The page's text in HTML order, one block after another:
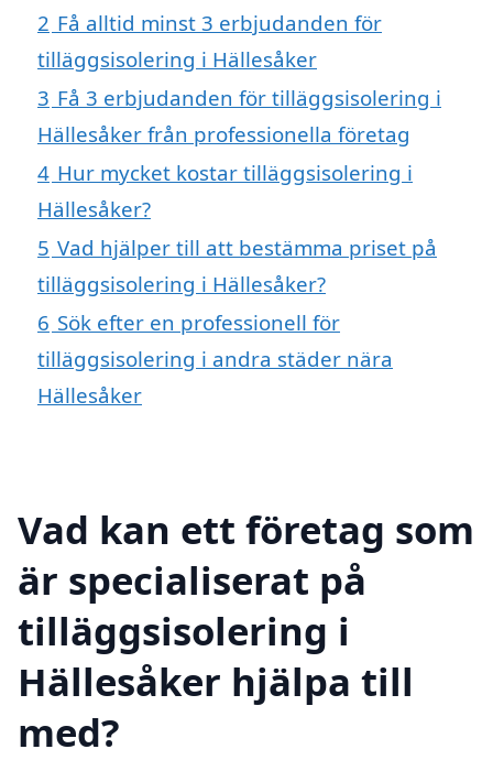
2 Få alltid minst 3 erbjudanden för
tilläggsisolering i Hällesåker
3 Få 3 erbjudanden för tilläggsisolering i
Hällesåker från professionella företag
4 Hur mycket kostar tilläggsisolering i
Hällesåker?
5 Vad hjälper till att bestämma priset på
tilläggsisolering i Hällesåker?
6 Sök efter en professionell för
tilläggsisolering i andra städer nära
Hällesåker
Vad kan ett företag som
är specialiserat på
tilläggsisolering i
Hällesåker hjälpa till
med?